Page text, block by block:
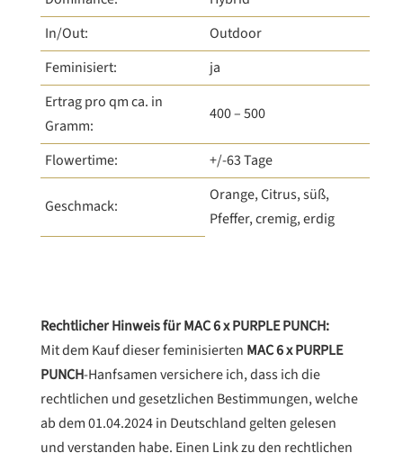
In/Out:
Outdoor
Feminisiert:
ja
Ertrag pro qm ca. in
Gramm:
400 – 500
Flowertime: +/-63 Tage
Geschmack:
Orange, Citrus, süß,
Pfeffer, cremig, erdig
Rechtlicher Hinweis für MAC 6 x PURPLE PUNCH:
Mit dem Kauf dieser feminisierten MAC 6 x PURPLE
PUNCH-Hanfsamen versichere ich, dass ich die
rechtlichen und gesetzlichen Bestimmungen, welche
ab dem 01.04.2024 in Deutschland gelten gelesen
und verstanden habe. Einen Link zu den rechtlichen